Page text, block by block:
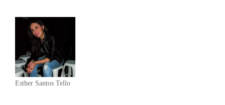
Esther Santos Tello